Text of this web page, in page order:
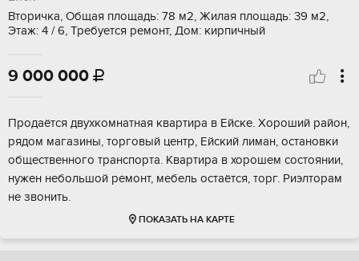
Вторичка, Общая площадь: 78 м2, Жилая площадь: 39 м2,
Этаж: 4 / 6, Требуется ремонт, Дом: кирпичный
9 000 000 
Продаётся двухкомнатная квартира в Ейске. Хороший район,
рядом магазины, торговый центр, Ейский лиман, остановки
общественного транспорта. Квартира в хорошем состоянии,
нужен небольшой ремонт, мебель остаётся, торг. Риэлторам
не звонить.
ПОКАЗАТЬ НА КАРТЕ